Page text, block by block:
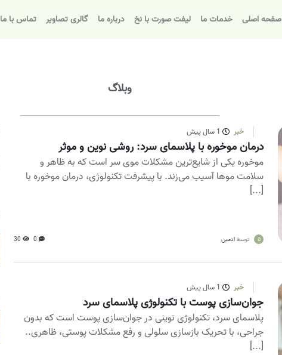
صفحه اصلی خدمات ما لیفت صورت با نخ درباره ما گالری تصاویر تماس با ما
وبلاگ
خبر 1 سال پیش
درمان موخوره با پلاسمای سرد: روشی نوین و موثر
موخوره یکی از شایع‌ترین مشکلات موی سر است که به ظاهر و
سلامت موها آسیب می‌زند. با پیشرفت تکنولوژی، درمان موخوره با
[...]
a توسطادمین 0
30
خبر 1 سال پیش
جوان‌سازی پوست با تکنولوژی پلاسمای سرد
پلاسمای سرد، تکنولوژی نوینی در جوان‌سازی پوست است که بدون
جراحی، با تحریک بازسازی سلولی و رفع مشکلات پوستی، ظاهری..
[...]